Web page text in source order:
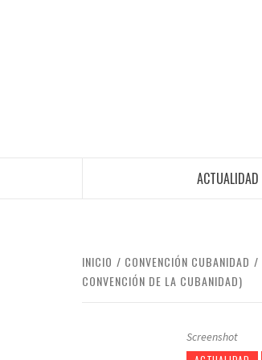
ACTUALIDAD
INICIO CONVENCIÓN CUBANIDAD
CONVENCIÓN DE LA CUBANIDAD)
Screenshot